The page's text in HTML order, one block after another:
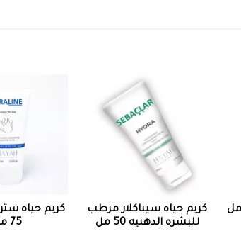
كريم حياه سيباكلار مرطب
للبشره الدهنيه 50 مل
كريم حياه
75 مل